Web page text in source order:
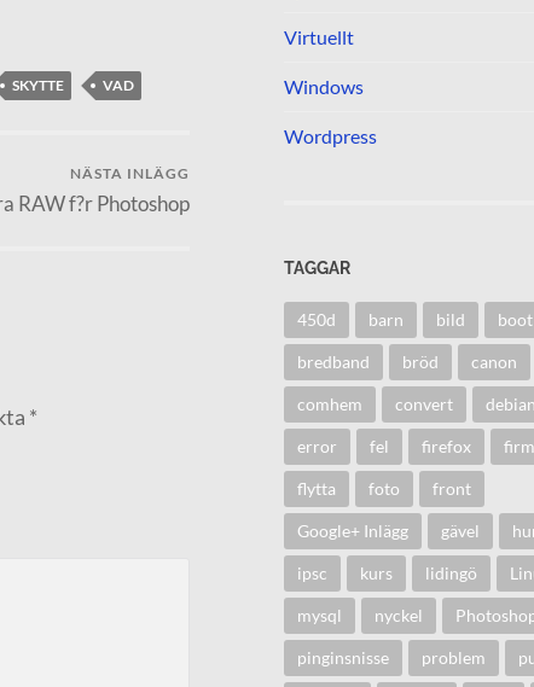
SKYTTE VAD
NÄSTA INLÄGG
RAW f?r Photoshop
*
Virtuellt
Windows
Wordpress
TAGGAR
450d barn bild boot
bredband bröd canon
comhem convert debian
error fel firefox
flytta foto front
Google+ Inlägg gävel
ipsc kurs lidingö
mysql nyckel
pinginsnisse problem